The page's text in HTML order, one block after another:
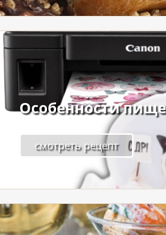
Особенности
смотреть рецепт